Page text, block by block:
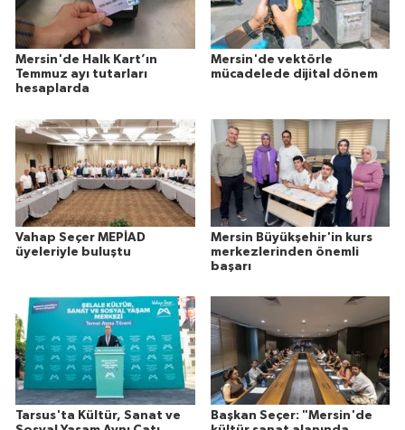
Mersin'de Halk Kart’ın
Temmuz ayı tutarları
hesaplarda
Mersin'de vektörle
mücadelede dijital dönem
Vahap Seçer MEPİAD
üyeleriyle buluştu
Mersin Büyükşehir'in kurs
merkezlerinden önemli
başarı
Tarsus'ta Kültür, Sanat ve
Başkan Seçer: "Mersin'de